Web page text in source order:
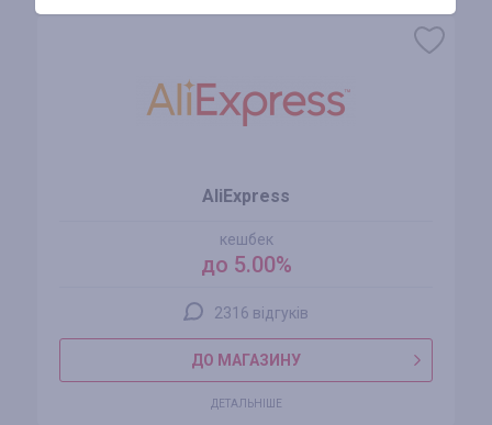
AliExpress
кешбек
до 5.00%
2316 відгуків
ДО МАГАЗИНУ
ДЕТАЛЬНІШЕ